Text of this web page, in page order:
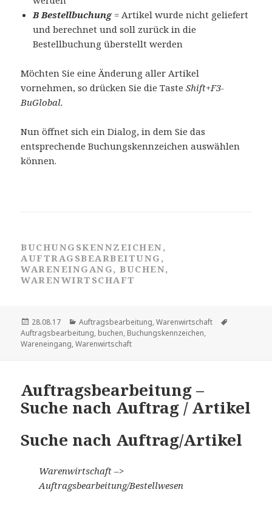
B Bestellbuchung= Artikel wurde nicht geliefert
und berechnet und soll zurück in die
Bestellbuchung überstellt werden
Möchten Sie eine Änderung aller Artikel
vornehmen, so drücken Sie die Taste Shift+F3-
BuGlobal.
Nun öffnet sich ein Dialog, in dem Sie das
entsprechende Buchungskennzeichen auswählen
können.
BUCHUNGSKENNZEICHEN,
AUFTRAGSBEARBEITUNG,
WARENEINGANG, BUCHEN,
WARENWIRTSCHAFT
Veröffentlicht
am
28.08.17 Kategorien
Auftragsbearbeitung,Warenwirtschaft
Auftragsbearbeitung, buchen, Buchungskennzeichen,
Wareneingang,Warenwirtschaft
Auftragsbearbeitung –
Suche nach Auftrag / Artikel
Suche nach Auftrag/Artikel
Warenwirtschaft –>
Auftragsbearbeitung/Bestellwesen